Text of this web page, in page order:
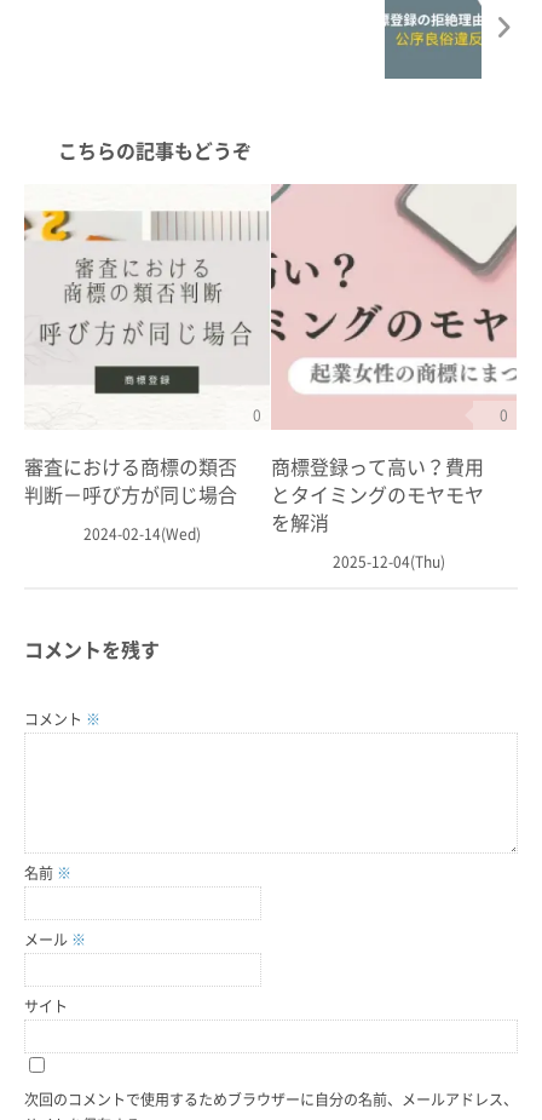
こちらの記事もどうぞ
0
審査における商標の類否
判断－呼び方が同じ場合
2024-02-14(Wed)
0
商標登録って高い？費用
とタイミングのモヤモヤ
を解消
2025-12-04(Thu)
コメントを残す
コメント ※
名前 ※
メール ※
サイト
次回のコメントで使用するためブラウザーに自分の名前、メールアドレス、